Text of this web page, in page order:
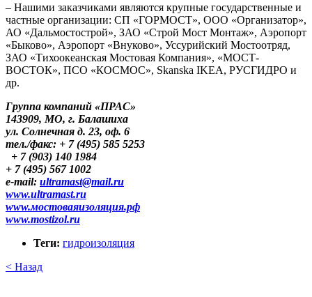
– Нашими заказчиками являются крупные государственные и
частные организации: СП «ГОРМОСТ», ООО «Организатор»,
АО «Дальмостострой», ЗАО «Строй Мост Монтаж», Аэропорт
«Быково», Аэропорт «Внуково», Уссурийский Мостоотряд,
ЗАО «Тихоокеанская Мостовая Компания», «МОСТ-
ВОСТОК», ПСО «КОСМОС», Skanska IKEA, РУСГИДРО и
др.
Группа компаний «ПРАС»
143909, МО, г. Балашиха
ул. Солнечная д. 23, оф. 6
тел./факс: + 7 (495) 585 5253
+ 7 (903) 140 1984
+ 7 (495) 567 1002
e-mail: ultramast​@​mail.ru
www.ultramast.ru
www.мостоваяизоляция.рф
www.mostizol.ru
Теги: гидроизоляция
< Назад